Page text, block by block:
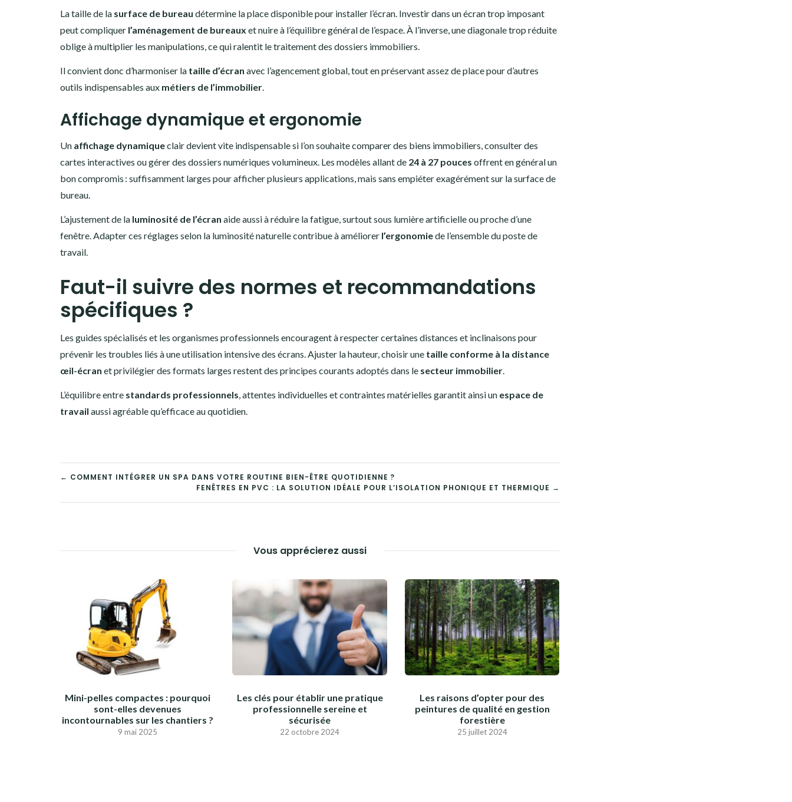
La taille de la surface de bureau détermine la place disponible pour installer l’écran. Investir dans un écran trop imposant
peut compliquer l’aménagement de bureaux et nuire à l’équilibre général de l’espace. À l’inverse, une diagonale trop réduite
oblige à multiplier les manipulations, ce qui ralentit le traitement des dossiers immobiliers.
Il convient donc d’harmoniser la taille d’écran avec l’agencement global, tout en préservant assez de place pour d’autres
outils indispensables aux métiers de l’immobilier.
Affichage dynamique et ergonomie
Un affichage dynamiqueclair devient vite indispensable si l’on souhaite comparer des biens immobiliers, consulter des
cartes interactives ou gérer des dossiers numériques volumineux. Les modèles allant de 24 à 27 pouces offrent en général un
bon compromis : suffisamment larges pour afficher plusieurs applications, mais sans empiéter exagérément sur la surface de
bureau.
L’ajustement de la luminosité de l’écran aide aussi à réduire la fatigue, surtout sous lumière artificielle ou proche d’une
fenêtre. Adapter ces réglages selon la luminosité naturelle contribue à améliorer l’ergonomiede l’ensemble du poste de
travail.
Faut-il suivre des normes et recommandations
spécifiques ?
Les guides spécialisés et les organismes professionnels encouragent à respecter certaines distances et inclinaisons pour
prévenir les troubles liés à une utilisation intensive des écrans. Ajuster la hauteur, choisir une taille conforme à la distance
œil-écran et privilégier des formats larges restent des principes courants adoptés dans le secteur immobilier.
L’équilibre entre standards professionnels, attentes individuelles et contraintes matérielles garantit ainsi un espace de
travail aussi agréable qu’efficace au quotidien.
NAVIGATION
DE
← COMMENT INTÉGRER UN SPA DANS VOTRE ROUTINE BIEN-ÊTRE QUOTIDIENNE ?
FENÊTRES EN PVC : LA SOLUTION IDÉALE POUR L’ISOLATION PHONIQUE ET THERMIQUE →
Vous apprécierez aussi
Mini-pelles compactes : pourquoi
sont-elles devenues
incontournables sur les chantiers ?
9 mai 2025
Les clés pour établir une pratique
professionnelle sereine et
sécurisée
22 octobre 2024
Les raisons d’opter pour des
peintures de qualité en gestion
forestière
25 juillet 2024